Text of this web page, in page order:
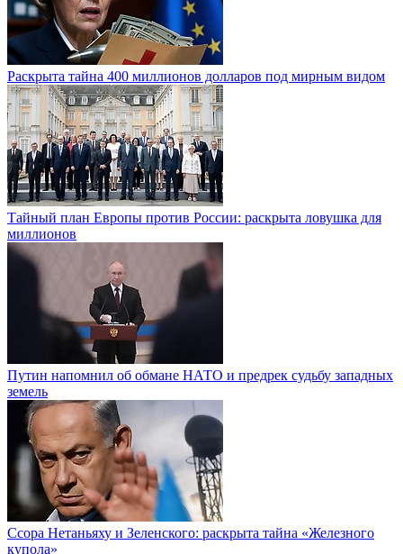
Раскрыта тайна 400 миллионов долларов под мирным видом
Тайный план Европы против России: раскрыта ловушка для
миллионов
Путин напомнил об обмане НАТО и предрек судьбу западных
земель
Ссора Нетаньяху и Зеленского: раскрыта тайна «Железного
купола»